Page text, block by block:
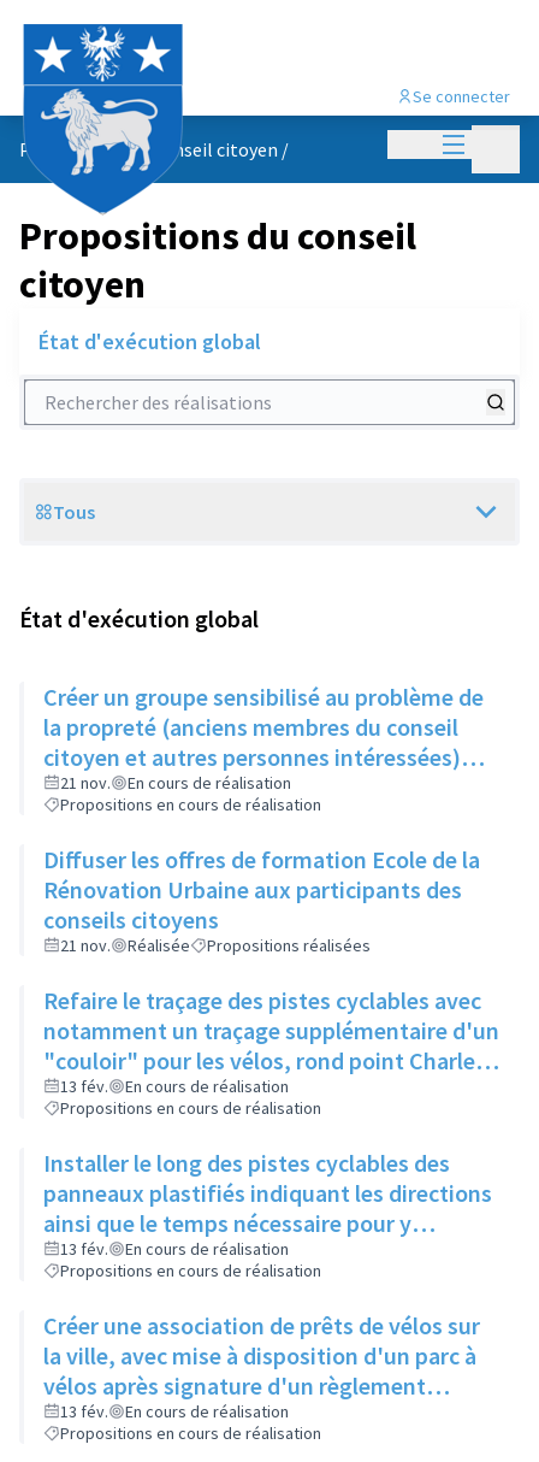
Menu
Se connecter
Propositions du conseil citoyen /
Propositions du conseil
citoyen
État d'exécution global
Rechercher des réalisations
Scope
Tous
État d'exécution global
Créer un groupe sensibilisé au problème de
la propreté (anciens membres du conseil
citoyen et autres personnes intéressées)
qui, une fois par trimestre, ferait remonter
les informations au service concerné
21 nov.
En cours de réalisation
Propositions en cours de réalisation
Diffuser les offres de formation Ecole de la
Rénovation Urbaine aux participants des
conseils citoyens
21 nov. Réalisée Propositions réalisées
Refaire le traçage des pistes cyclables avec
notamment un traçage supplémentaire d'un
"couloir" pour les vélos, rond point Charles
de Gaulle, pour relier 2 pistes existantes
13 fév.
En cours de réalisation
Propositions en cours de réalisation
Installer le long des pistes cyclables des
panneaux plastifiés indiquant les directions
ainsi que le temps nécessaire pour y
accéder, et une comparaison avec le temps
mis en voiture
13 fév.
En cours de réalisation
Propositions en cours de réalisation
Créer une association de prêts de vélos sur
la ville, avec mise à disposition d'un parc à
vélos après signature d'un règlement
intérieur et d'une charte de respect du
matériel
13 fév.
En cours de réalisation
Propositions en cours de réalisation